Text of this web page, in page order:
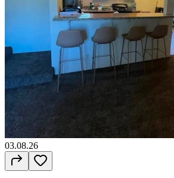
03.08.26